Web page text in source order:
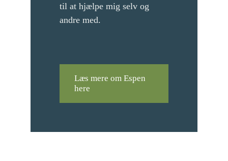
til at hjælpe mig selv og
andre med.
Læs mere om Espen
here